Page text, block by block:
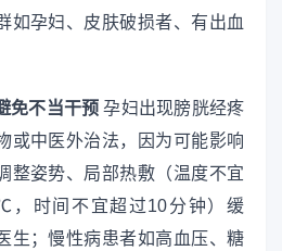
如孕妇、皮肤破损者、有出血
免不当干预 孕妇出现膀胱经疼
或中医外治法，因为可能影响
整姿势、局部热敷（温度不宜
，时间不宜超过10分钟）缓
生；慢性病患者如高血压、糖